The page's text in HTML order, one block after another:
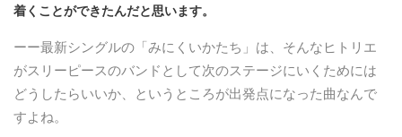
着くことができたんだと思います。
ーー最新シングルの「みにくいかたち」は、そんなヒトリエ
がスリーピースのバンドとして次のステージにいくためには
どうしたらいいか、というところが出発点になった曲なんで
すよね。